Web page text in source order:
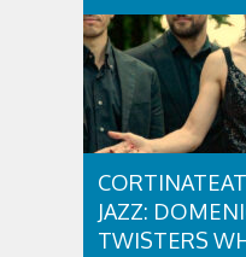
JAZZ:
TWISTERS